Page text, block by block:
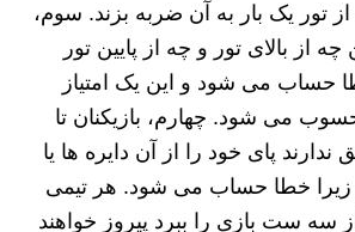
تور یک بار به آن ضربه بزند. سوم،
از بالای تور و چه از پایین تور
حساب می شود و این یک امتیاز
می شود. چهارم، بازیکنان تا
پای خود را از آن دایره ها یا
زیرا خطا حساب می شود. هر تیمی
سه ست بازی را ببرد پیروز خواهند